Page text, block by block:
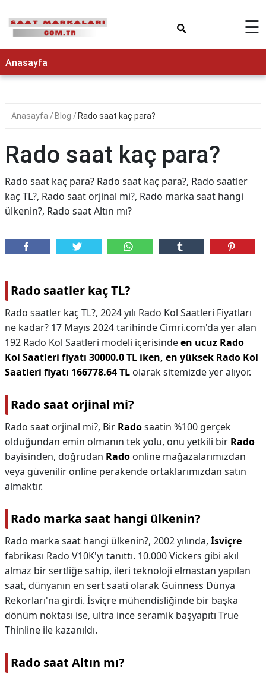
☰
Anasayfa
Anasayfa Blog Rado saat kaç para?
Rado saat kaç para?
Rado saat kaç para? Rado saat kaç para?, Rado saatler
kaç TL?, Rado saat orjinal mi?, Rado marka saat hangi
ülkenin?, Rado saat Altın mı?
Rado saatler kaç TL?
Rado saatler kaç TL?, 2024 yılı Rado Kol Saatleri Fiyatları
ne kadar? 17 Mayıs 2024 tarihinde Cimri.com'da yer alan
192 Rado Kol Saatleri modeli içerisindeen ucuz Rado
Kol Saatleri fiyatı 30000.0 TL iken, en yüksek Rado Kol
Saatleri fiyatı 166778.64 TL olarak sitemizde yer alıyor.
Rado saat orjinal mi?
Rado saat orjinal mi?, Bir Radosaatin %100 gerçek
olduğundan emin olmanın tek yolu, onu yetkili bir Rado
bayisinden, doğrudan Rado online mağazalarımızdan
veya güvenilir online perakende ortaklarımızdan satın
almaktır.
Rado marka saat hangi ülkenin?
Rado marka saat hangi ülkenin?, 2002 yılında, İsviçre
fabrikası Rado V10K'yı tanıttı. 10.000 Vickers gibi akıl
almaz bir sertliğe sahip, ileri teknoloji elmastan yapılan
saat, dünyanın en sert saati olarak Guinness Dünya
Rekorları'na girdi. İsviçre mühendisliğinde bir başka
dönüm noktası ise, ultra ince seramik başyapıtı True
Thinline ile kazanıldı.
Rado saat Altın mı?